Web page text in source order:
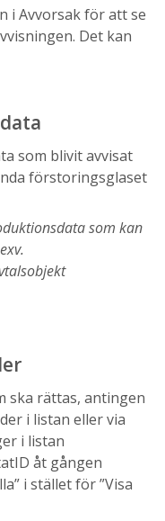
i Avvorsak för att se
Det kan
som blivit avvisat
förstoringsglaset
som kan
ska rättas, antingen
i listan eller via
i listan
åt gången
i stället för ”Visa